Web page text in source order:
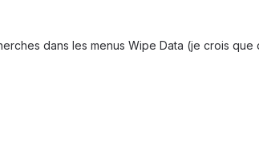
dans les menus Wipe Data (je crois